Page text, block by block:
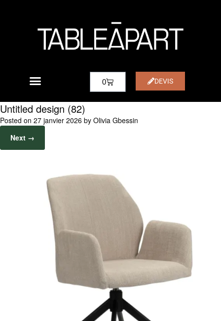
0 DEVIS
Untitled design (82)
Posted on 27 janvier 2026 by Olivia Gbessin
Next →